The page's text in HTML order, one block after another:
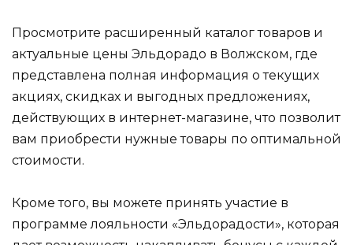
Просмотрите расширенный каталог товаров и
актуальные цены Эльдорадо в Волжском, где
представлена полная информация о текущих
акциях, скидках и выгодных предложениях,
действующих в интернет-магазине, что позволит
вам приобрести нужные товары по оптимальной
стоимости.
Кроме того, вы можете принять участие в
программе лояльности «Эльдорадости», которая